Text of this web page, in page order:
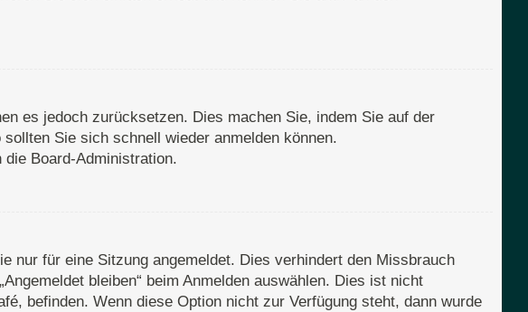
es jedoch zurücksetzen. Dies machen Sie, indem Sie auf der
Sie sich schnell wieder anmelden können.
Board-Administration.
nur für eine Sitzung angemeldet. Dies verhindert den Missbrauch
bleiben“ beim Anmelden auswählen. Dies ist nicht
befinden. Wenn diese Option nicht zur Verfügung steht, dann wurde